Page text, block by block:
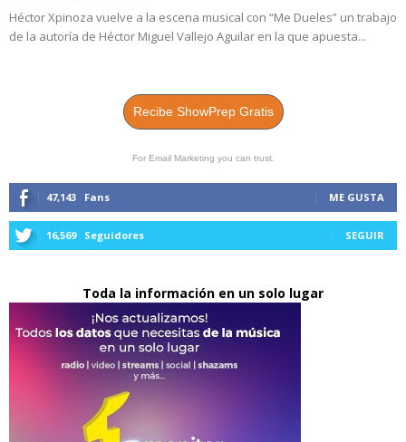
Héctor Xpinoza vuelve a la escena musical con “Me Dueles” un trabajo
de la autoría de Héctor Miguel Vallejo Aguilar en la que apuesta...
Recibe ShowPrep Gratis
For Email Marketing you can trust.
47,143 Fans ME GUSTA
16,569 Seguidores SEGUIR
Toda la información en un solo lugar